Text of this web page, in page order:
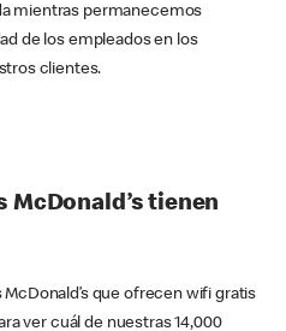
mientras permanecemos
de los empleados en los
clientes.
McDonald’s tienen
que ofrecen wifi gratis
ver cuál de nuestras 14,000